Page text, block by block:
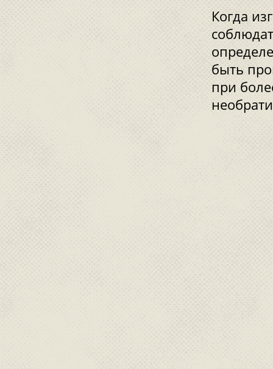
Когда
быть
при